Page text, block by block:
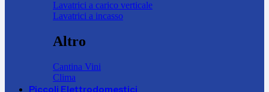
Lavatrici a carico verticale
Lavatrici a incasso
Altro
Cantina Vini
Clima
Piccoli Elettrodomestici